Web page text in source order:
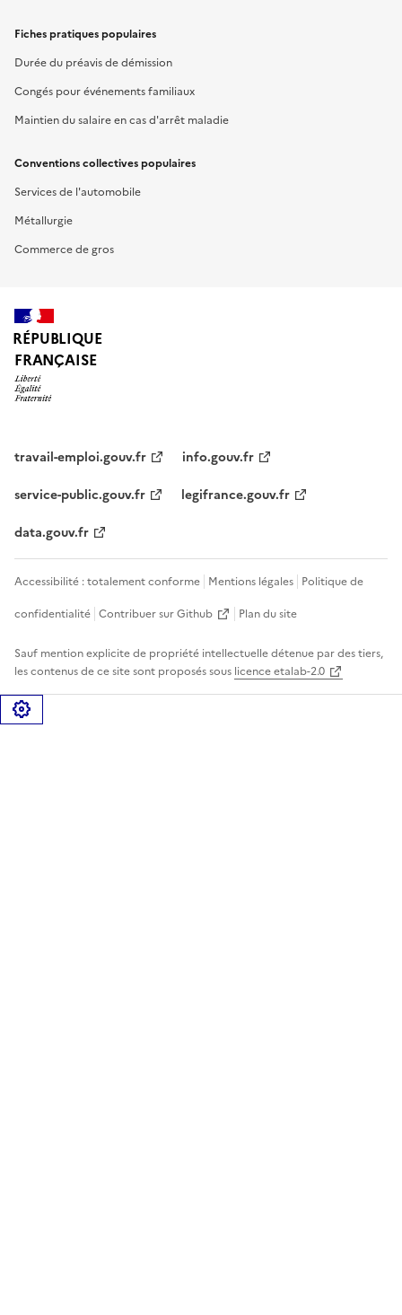
Fiches pratiques populaires
Durée du préavis de démission
Congés pour événements familiaux
Maintien du salaire en cas d'arrêt maladie
Conventions collectives populaires
Services de l'automobile
Métallurgie
Commerce de gros
RÉPUBLIQUE
FRANÇAISE
travail-emploi.gouv.fr
info.gouv.fr
service-public.gouv.fr
legifrance.gouv.fr
data.gouv.fr
Accessibilité : totalement conforme Mentions légales Politique de
confidentialité Contribuer sur Github Plan du site
Sauf mention explicite de propriété intellectuelle détenue par des tiers,
les contenus de ce site sont proposés sous licence etalab-2.0
Gérer les cookies